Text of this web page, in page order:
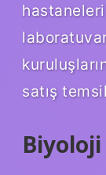
satış